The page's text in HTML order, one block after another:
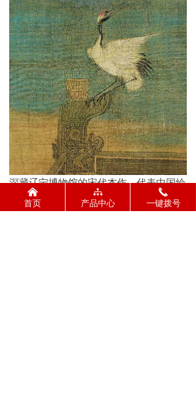
深藏辽宁博物馆的宋代杰作，代表中国绘
画技艺的最高境界；碧空之下，烟云之
中，宣德门威仪矗立，十八只白鹤盘桓飞
낀
首页
뀒
产品中心
끅
一键拨号